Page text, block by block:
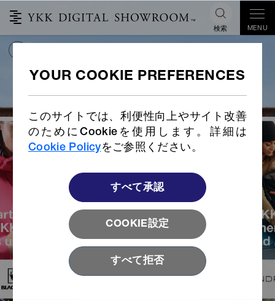
このサイトでは、利便性向上やサイト改善
のためにCookieを使用します。詳細は
Cookie Policyをご参照ください。
COOKIE設定
すべて承認
すべて拒否
検索 MENU
VOICE OF